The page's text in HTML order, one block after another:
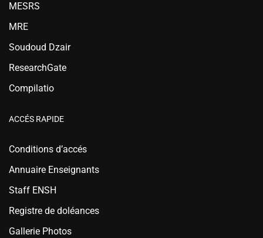
MESRS
MRE
Soudoud Dzair
ResearchGate
Compilatio
ACCÉS RAPIDE
Conditions d’accés
Annuaire Enseignants
Staff ENSH
Registre de doléances
Gallerie Photos